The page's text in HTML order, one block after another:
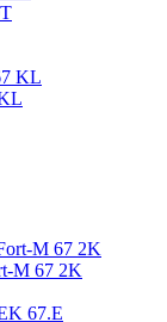
M 67 2K